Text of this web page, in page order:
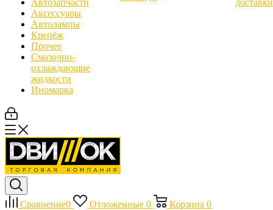
Автозапчасти
Аксессуары
Автолампы
Крепёж
Прочее
Смазочно-
охлаждающие
жидкости
Иномарка
доставки
Сравнение0 Отложенные 0 Корзина 0